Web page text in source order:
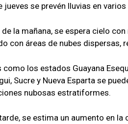
jueves se prevén lluvias en
de la mañana, se espera cielo
con áreas de nubes dispersas,
como los estados Guayana
Sucre y Nueva Esparta se
nubosas estratiformes.
se estima un aumento en